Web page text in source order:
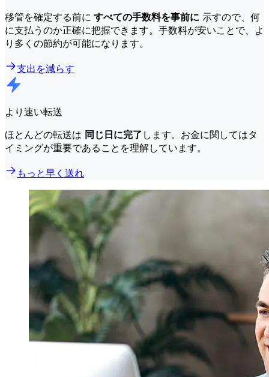
移管を確定する前に すべての手数料を事前に 示すので、何
に支払うのか正確に把握できます。手数料が安いことで、よ
り多くの節約が可能になります。
支出を減らす
より速い転送
ほとんどの転送は 同じ日に完了 します。お金に関してはタ
イミングが重要であることを理解しています。
もっと早く送れ